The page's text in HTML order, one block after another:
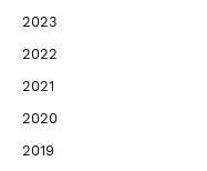
2023
2022
2021
2020
2019